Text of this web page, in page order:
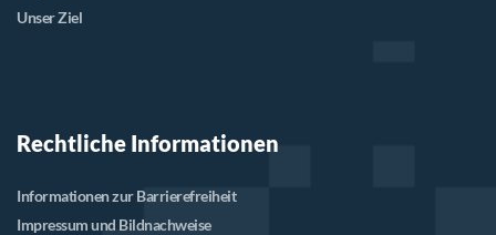
Unser Ziel
Rechtliche Informationen
Informationen zur Barrierefreiheit
Impressum und Bildnachweise